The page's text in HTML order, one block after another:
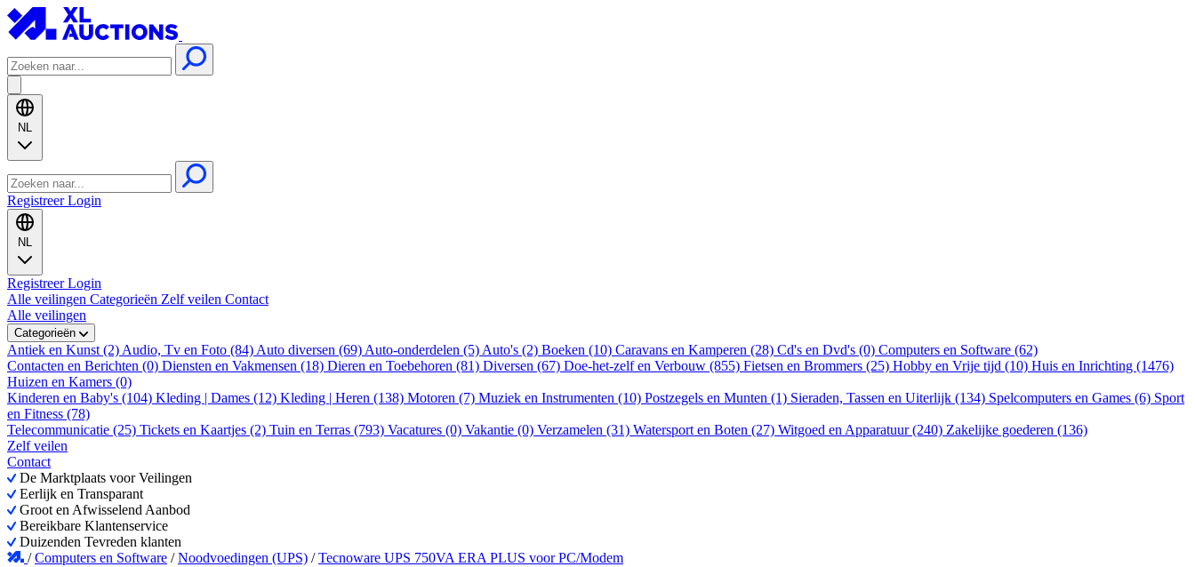
NL
RegistreerLogin
NL
RegistreerLogin
Alle veilingen Categorieën Zelf veilen Contact
Alle veilingen
Categorieën
Antiek en Kunst (2) Audio, Tv en Foto (84) Auto diversen (69) Auto-onderdelen (5) Auto's (2) Boeken (10) Caravans en Kamperen (28) Cd's en Dvd's (0) Computers en Software (62)
Contacten en Berichten (0) Diensten en Vakmensen (18) Dieren en Toebehoren (81) Diversen (67) Doe-het-zelf en Verbouw (855) Fietsen en Brommers (25) Hobby en Vrije tijd (10) Huis en Inrichting (1476)
Huizen en Kamers (0)
Kinderen en Baby's (104) Kleding | Dames (12) Kleding | Heren (138) Motoren (7) Muziek en Instrumenten (10) Postzegels en Munten (1) Sieraden, Tassen en Uiterlijk (134) Spelcomputers en Games (6) Sport
en Fitness (78)
Telecommunicatie (25) Tickets en Kaartjes (2) Tuin en Terras (793) Vacatures (0) Vakantie (0) Verzamelen (31) Watersport en Boten (27) Witgoed en Apparatuur (240) Zakelijke goederen (136)
Zelf veilen
Contact
De Marktplaats voor Veilingen
Eerlijk en Transparant
Groot en Afwisselend Aanbod
Bereikbare Klantenservice
Duizenden Tevreden klanten
/Computers en Software /Noodvoedingen (UPS) /Tecnoware UPS 750VA ERA PLUS voor PC/Modem